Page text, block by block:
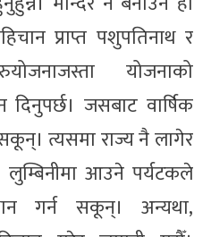
प्राप्त पशुपतिनाथ र
योजनाको
दिनुपर्छ। जसबाट वार्षिक
त्यसमा राज्य नै लागेर
लुम्बिनीमा आउने पर्यटकले
गर्न सकून्। अन्यथा,